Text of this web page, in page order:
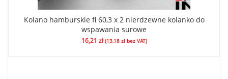
Kolano hamburskie fi 60,3 x 2 nierdzewne kolanko do
wspawania surowe
16,21 zł (13,18 złbez VAT)